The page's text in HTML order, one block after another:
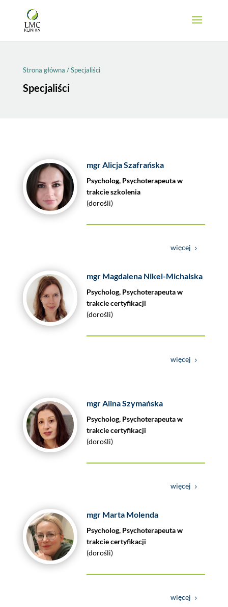
Strona główna /Specjaliści
Specjaliści
mgr Alicja Szafrańska
Psycholog, Psychoterapeuta w
trakcie szkolenia
(dorośli)
więcej
mgr Magdalena Nikel-Michalska
Psycholog, Psychoterapeuta w
trakcie certyfikacji
(dorośli)
więcej
mgr Alina Szymańska
Psycholog, Psychoterapeuta w
trakcie certyfikacji
(dorośli)
więcej
mgr Marta Molenda
Psycholog, Psychoterapeuta w
trakcie certyfikacji
(dorośli)
więcej